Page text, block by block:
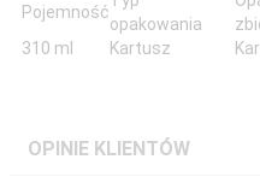
Pojemność
opakowania
310 ml
Kartusz
OPINIE KLIENTÓW